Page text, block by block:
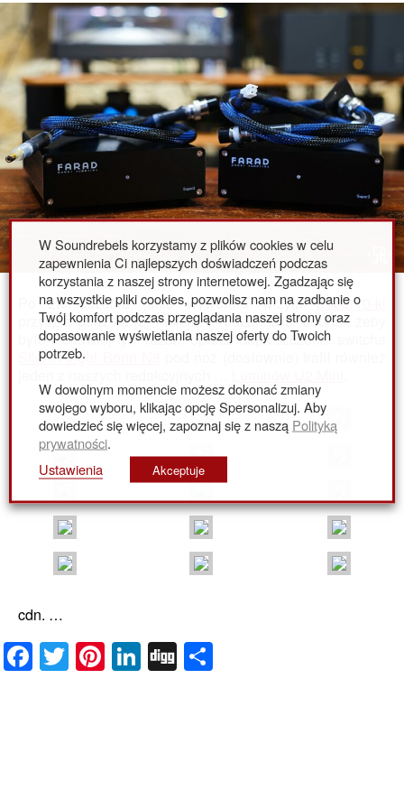
Po zamieszaniu jakie wywołała wizytaSuper10-ki
przyszła pora na jej mniejsze rodzeństwo. Jednak żeby
było ciekawiej tym razem oprócz dopieszczenia switcha
Silent Angel Bonn N8
cdn. …
Facebook
Twitter
Pinterest
LinkedIn
Digg
W Soundrebels korzystamy z plików cookies w celu
zapewnienia Ci najlepszych doświadczeń podczas
korzystania z naszej strony internetowej. Zgadzając się
na wszystkie pliki cookies, pozwolisz nam na zadbanie o
Twój komfort podczas przeglądania naszej strony oraz
dopasowanie wyświetlania naszej oferty do Twoich
potrzeb.
W dowolnym momencie możesz dokonać zmiany
swojego wyboru, klikając opcję Spersonalizuj. Aby
dowiedzieć się więcej, zapoznaj się z naszą Polityką
prywatności
Ustawienia
Akceptuje